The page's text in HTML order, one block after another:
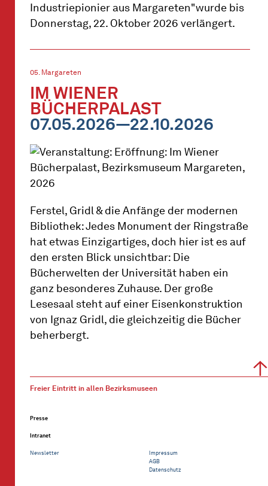
Industriepionier aus Margareten"wurde bis
Donnerstag, 22. Oktober 2026 verlängert.
05. Margareten
IM WIENER
BÜCHERPALAST
07.05.2026—22.10.2026
Ferstel, Gridl & die Anfänge der modernen
Bibliothek: Jedes Monument der Ringstraße
hat etwas Einzigartiges, doch hier ist es auf
den ersten Blick unsichtbar: Die
Bücherwelten der Universität haben ein
ganz besonderes Zuhause. Der große
Lesesaal steht auf einer Eisenkonstruktion
von Ignaz Gridl, die gleichzeitig die Bücher
beherbergt.
Freier Eintritt in allen Bezirksmuseen
Presse
Intranet
Newsletter
Impressum
AGB
Datenschutz